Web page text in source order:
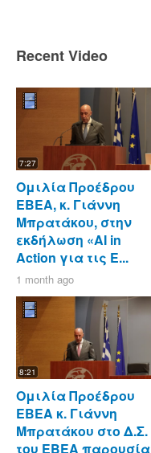
Recent Video
7:27
Ομιλία Προέδρου
ΕΒΕΑ, κ. Γιάννη
Μπρατάκου, στην
εκδήλωση «AI in
Action για τις Ε...
1 month ago
8:21
Ομιλία Προέδρου
ΕΒΕΑ κ. Γιάννη
Μπρατάκου στο Δ.Σ.
του ΕΒΕΑ παρουσία